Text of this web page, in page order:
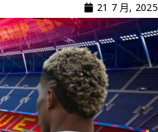
21 7 月, 2025